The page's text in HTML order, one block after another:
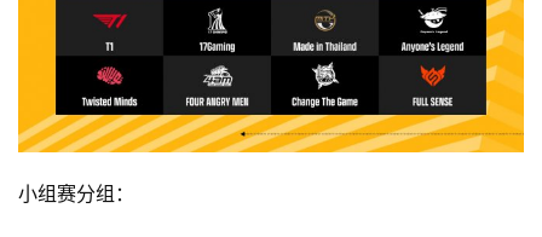
小组赛分组：